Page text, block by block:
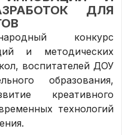
ДЛЯ
конкурс
и методических
воспитателей ДОУ
образования,
креативного
технологий